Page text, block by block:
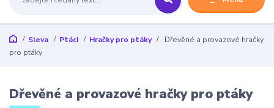
Sleva Ptáci Hračky pro ptáky
Dřevěné a provazové hračky
pro ptáky
Dřevěné a provazové hračky pro ptáky